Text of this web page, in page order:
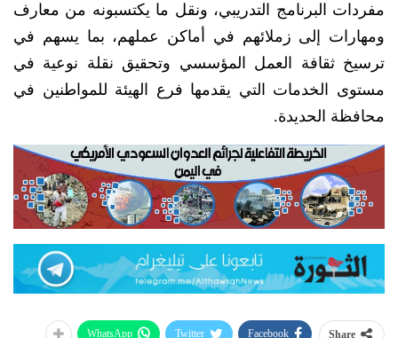
مفردات البرنامج التدريبي، ونقل ما يكتسبونه من معارف
ومهارات إلى زملائهم في أماكن عملهم، بما يسهم في
ترسيخ ثقافة العمل المؤسسي وتحقيق نقلة نوعية في
مستوى الخدمات التي يقدمها فرع الهيئة للمواطنين في
محافظة الحديدة.
Share
Facebook
Twitter
WhatsApp